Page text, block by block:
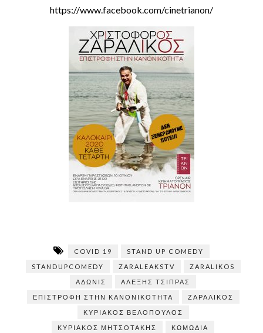
https://www.facebook.com/cinetrianon/
COVID 19
STAND UP COMEDY
STANDUPCOMEDY
ZARALEAKSTV
ZARALIKOS
ΆΔΩΝΙΣ
ΑΛΕΞΗΣ ΤΣΙΠΡΑΣ
ΕΠΙΣΤΡΟΦΉ ΣΤΗΝ ΚΑΝΟΝΙΚΌΤΗΤΑ
ΖΑΡΑΛΊΚΟΣ
ΚΥΡΙΑΚΟΣ ΒΕΛΟΠΟΥΛΟΣ
ΚΥΡΙΑΚΟΣ ΜΗΤΣΟΤΑΚΗΣ
ΚΩΜΩΔΊΑ